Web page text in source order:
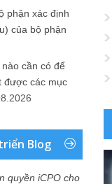
phận xác định
của bộ phận
cần có để
được các mục
Blog
quyền iCPO cho